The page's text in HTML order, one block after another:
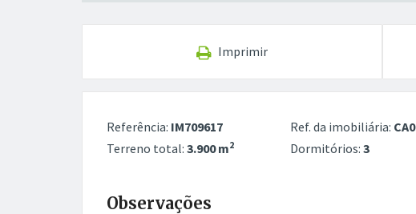
Imprimir
Referência: IM709617 Ref. da imobiliária:
Terreno total: 3.900 m2 Dormitórios:3
Observações